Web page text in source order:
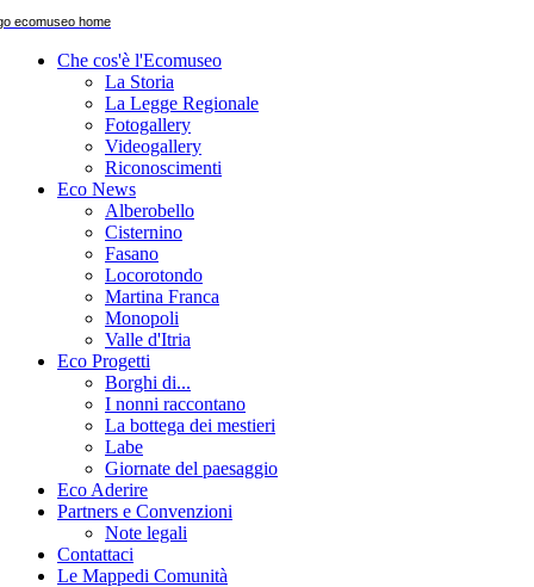
Che cos'è l'Ecomuseo
La Storia
La Legge Regionale
Fotogallery
Videogallery
Riconoscimenti
Eco News
Alberobello
Cisternino
Fasano
Locorotondo
Martina Franca
Monopoli
Valle d'Itria
Eco Progetti
Borghi di...
I nonni raccontano
La bottega dei mestieri
Labe
Giornate del paesaggio
Eco Aderire
Partners e Convenzioni
Note legali
Contattaci
Le Mappedi Comunità